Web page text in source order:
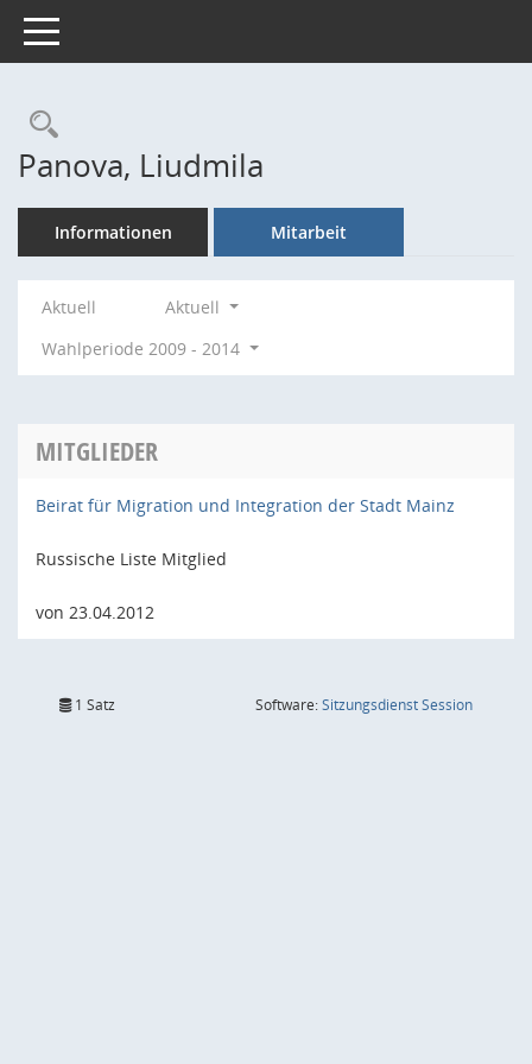
Toggle navigation
Rechercheauswahl
Panova, Liudmila
Informationen Mitarbeit
Aktuell
Aktuell
Wahlperiode 2009 - 2014
MITGLIEDER
Beirat für Migration und Integration der Stadt Mainz
Russische Liste Mitglied
von 23.04.2012
1 Satz Software:SitzungsdienstSession(Wird in